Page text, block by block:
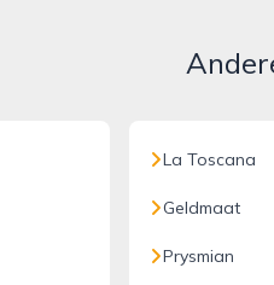
La Toscana
Geldmaat
Prysmian